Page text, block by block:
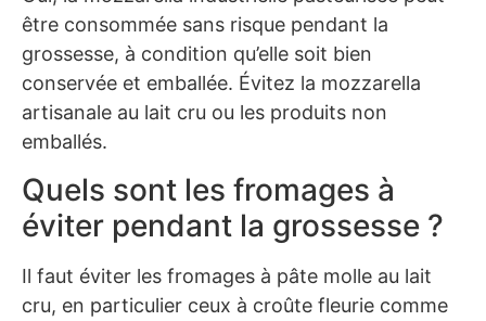
être consommée sans risque pendant la
grossesse, à condition qu’elle soit bien
conservée et emballée. Évitez la mozzarella
artisanale au lait cru ou les produits non
emballés.
Quels sont les fromages à
éviter pendant la grossesse ?
Il faut éviter les fromages à pâte molle au lait
cru, en particulier ceux à croûte fleurie comme